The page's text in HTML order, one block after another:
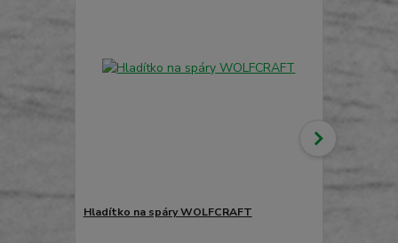
Hladítko na spáry WOLFCRAFT